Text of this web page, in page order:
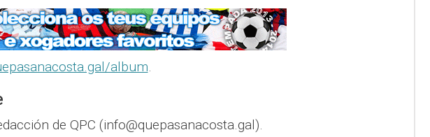
album.
de QPC (info@quepasanacosta.gal).